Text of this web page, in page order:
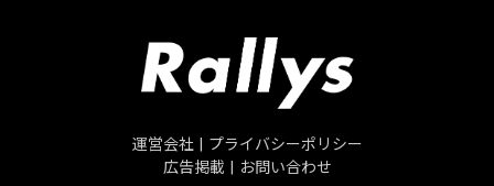
運営会社
プライバシーポリシー
広告掲載
お問い合わせ